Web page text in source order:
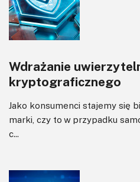
Wdrażanie
kryptograficznego
Jako konsumenci stajemy się
marki, czy to w przypadku
c...